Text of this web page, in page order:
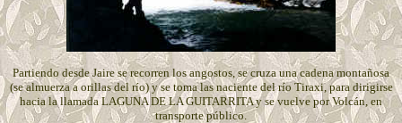
Partiendo desde Jaire se recorren los angostos, se cruza una cadena montañosa
(se almuerza a orillas del río) y se toma las naciente del río Tiraxi, para dirigirse
hacia la llamada LAGUNA DE LA GUITARRITA y se vuelve por Volcán, en
transporte público.